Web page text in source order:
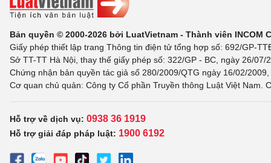
Bản quyền © 2000-2026 bởi LuatVietnam - Thành viên INCOM
Giấy phép thiết lập trang Thông tin điện tử tổng hợp số: 692/GP-
Sở TT-TT Hà Nội, thay thế giấy phép số: 322/GP - BC, ngày 26/
Chứng nhận bản quyền tác giả số 280/2009/QTG ngày 16/02/
Cơ quan chủ quản: Công ty Cổ phần Truyền thông Luật Việt Nam.
Hỗ trợ về dịch vụ: 0938 36 1919
Hỗ trợ giải đáp pháp luật: 1900 6192